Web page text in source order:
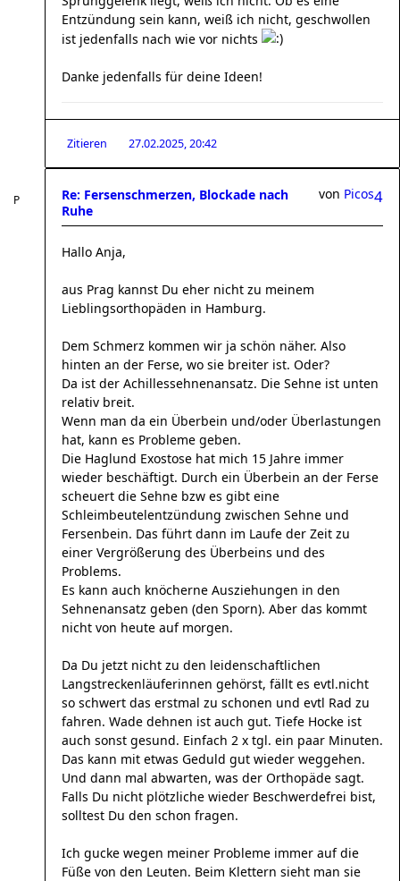
Entzündung sein kann, weiß ich nicht, geschwollen
ist jedenfalls nach wie vor nichts
Danke jedenfalls für deine Ideen!
Zitieren 27.02.2025, 20:42
Re: Fersenschmerzen, Blockade nach
Ruhe
4
von Picos
Hallo Anja,
aus Prag kannst Du eher nicht zu meinem
Lieblingsorthopäden in Hamburg.
Dem Schmerz kommen wir ja schön näher. Also
hinten an der Ferse, wo sie breiter ist. Oder?
Da ist der Achillessehnenansatz. Die Sehne ist unten
relativ breit.
Wenn man da ein Überbein und/oder Überlastungen
hat, kann es Probleme geben.
Die Haglund Exostose hat mich 15 Jahre immer
wieder beschäftigt. Durch ein Überbein an der Ferse
scheuert die Sehne bzw es gibt eine
Schleimbeutelentzündung zwischen Sehne und
Fersenbein. Das führt dann im Laufe der Zeit zu
einer Vergrößerung des Überbeins und des
Problems.
Es kann auch knöcherne Ausziehungen in den
Sehnenansatz geben (den Sporn). Aber das kommt
nicht von heute auf morgen.
Da Du jetzt nicht zu den leidenschaftlichen
Langstreckenläuferinnen gehörst, fällt es evtl.nicht
so schwert das erstmal zu schonen und evtl Rad zu
fahren. Wade dehnen ist auch gut. Tiefe Hocke ist
auch sonst gesund. Einfach 2 x tgl. ein paar Minuten.
Das kann mit etwas Geduld gut wieder weggehen.
Und dann mal abwarten, was der Orthopäde sagt.
Falls Du nicht plötzliche wieder Beschwerdefrei bist,
solltest Du den schon fragen.
Ich gucke wegen meiner Probleme immer auf die
Füße von den Leuten. Beim Klettern sieht man sie